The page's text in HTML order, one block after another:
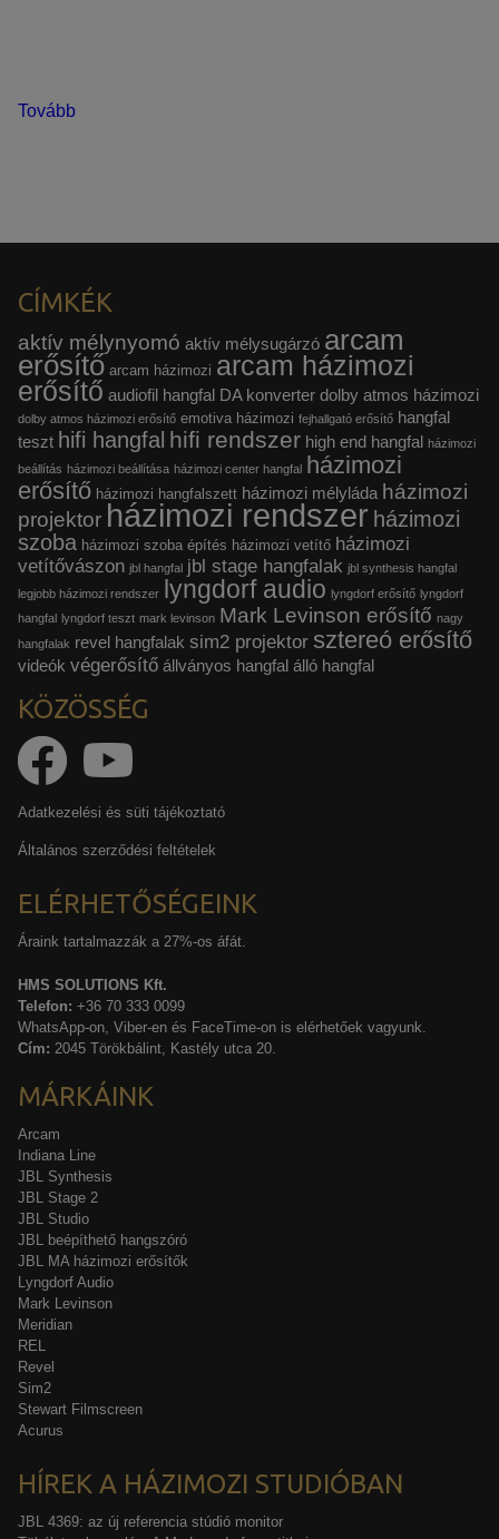
Tovább
CÍMKÉK
aktív mélynyomó aktív mélysugárzó arcam
erősítő arcam házimozi arcam házimozi
erősítő audiofil hangfal DA konverter dolby atmos házimozi
dolby atmos házimozi erősítő emotiva házimozi fejhallgató erősítő hangfal
teszt hifi hangfal hifi rendszer high end hangfal házimozi
beállítás házimozi beállítása házimozi center hangfal házimozi
erősítő házimozi hangfalszett házimozi mélyláda házimozi
projektor házimozi rendszer házimozi
szoba házimozi szoba építés házimozi vetítő házimozi
vetítővászon jbl hangfal jbl stage hangfalak jbl synthesis hangfal
legjobb házimozi rendszer lyngdorf audio lyngdorf erősítő lyngdorf
hangfal lyngdorf teszt mark levinson Mark Levinson erősítő nagy
hangfalak revel hangfalak sim2 projektor sztereó erősítő
videók végerősítő állványos hangfal álló hangfal
KÖZÖSSÉG
Adatkezelési és süti tájékoztató
Általános szerződési feltételek
ELÉRHETŐSÉGEINK
Áraink tartalmazzák a 27%-os áfát.
HMS SOLUTIONS Kft.
Telefon: +36 70 333 0099
WhatsApp-on, Viber-en és FaceTime-on is elérhetőek vagyunk.
Cím: 2045 Törökbálint, Kastély utca 20.
MÁRKÁINK
Arcam
Indiana Line
JBL Synthesis
JBL Stage 2
JBL Studio
JBL beépíthető hangszóró
JBL MA házimozi erősítők
Lyngdorf Audio
Mark Levinson
Meridian
REL
Revel
Sim2
Stewart Filmscreen
Acurus
HÍREK A HÁZIMOZI STUDIÓBAN
JBL 4369: az új referencia stúdió monitor